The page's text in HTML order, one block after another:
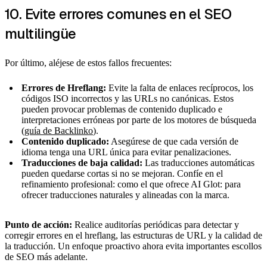
10. Evite errores comunes en el SEO
multilingüe
Por último, aléjese de estos fallos frecuentes:
Errores de Hreflang: Evite la falta de enlaces recíprocos, los
códigos ISO incorrectos y las URLs no canónicas. Estos
pueden provocar problemas de contenido duplicado e
interpretaciones erróneas por parte de los motores de búsqueda
(guía de Backlinko).
Contenido duplicado: Asegúrese de que cada versión de
idioma tenga una URL única para evitar penalizaciones.
Traducciones de baja calidad: Las traducciones automáticas
pueden quedarse cortas si no se mejoran. Confíe en el
refinamiento profesional: como el que ofrece AI Glot: para
ofrecer traducciones naturales y alineadas con la marca.
Punto de acción: Realice auditorías periódicas para detectar y
corregir errores en el hreflang, las estructuras de URL y la calidad de
la traducción. Un enfoque proactivo ahora evita importantes escollos
de SEO más adelante.